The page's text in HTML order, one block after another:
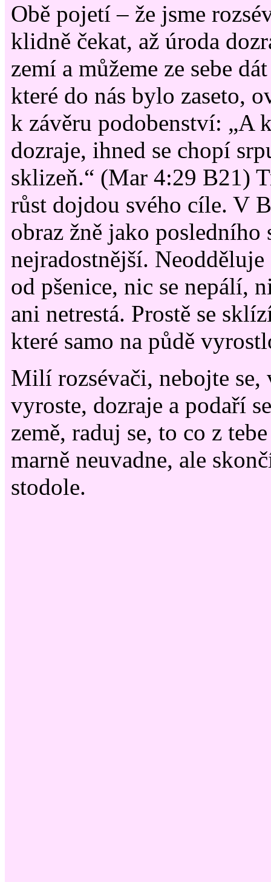
Obě pojetí – že jsme
klidně čekat, až úroda
zemí a můžeme ze sebe
které do nás bylo zaseto,
k závěru podobenství: „A
dozraje, ihned se chopí
sklizeň.“ (Mar 4:29 B21)
růst dojdou svého cíle. V
obraz žně jako posledního
nejradostnější.
od pšenice, nic se nepálí,
ani netrestá. Prostě se
které samo na půdě
Milí rozsévači, nebojte se,
vyroste, dozraje a podaří
země, raduj se, to co z
marně neuvadne, ale
stodole.